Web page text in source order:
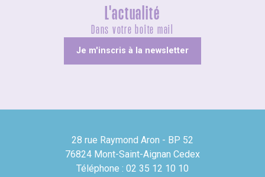
L'actualité
Dans votre boîte mail
Je m'inscris à la newsletter
28 rue Raymond Aron - BP 52
76824 Mont-Saint-Aignan Cedex
Téléphone : 02 35 12 10 10